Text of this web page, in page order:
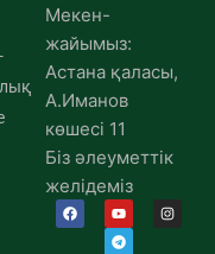
Мекен-
жайымыз:
Астана қаласы,
А.Иманов
көшесі 11
Біз әлеуметтік
желідеміз